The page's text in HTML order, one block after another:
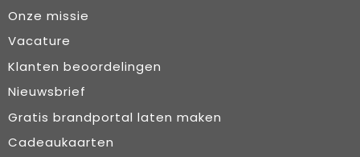
Onze missie
Vacature
Klanten beoordelingen
Nieuwsbrief
Gratis brandportal laten maken
Cadeaukaarten